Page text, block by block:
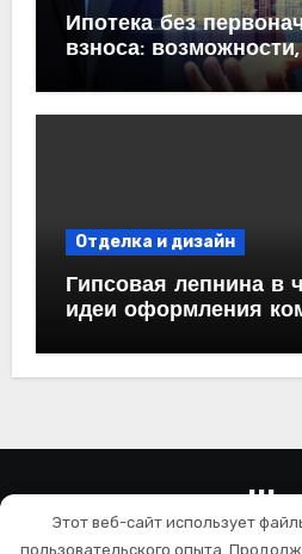
Ипотека без
взноса:
практические
Отделка и дизайн
Гипсовая лепнина в
идеи оформления
Этот веб-сайт использует
пользовательского опыта.